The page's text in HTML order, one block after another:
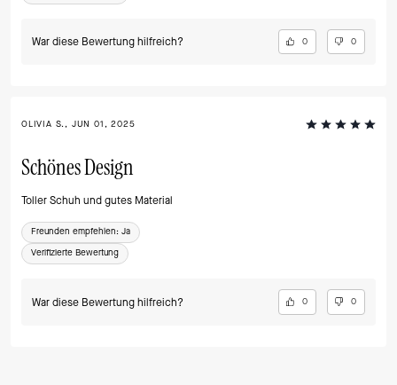
War diese Bewertung hilfreich? 0 0
OLIVIA S., JUN 01, 2025
Schönes Design
Toller Schuh und gutes Material
Freunden empfehlen: Ja
Verifizierte Bewertung
War diese Bewertung hilfreich? 0 0